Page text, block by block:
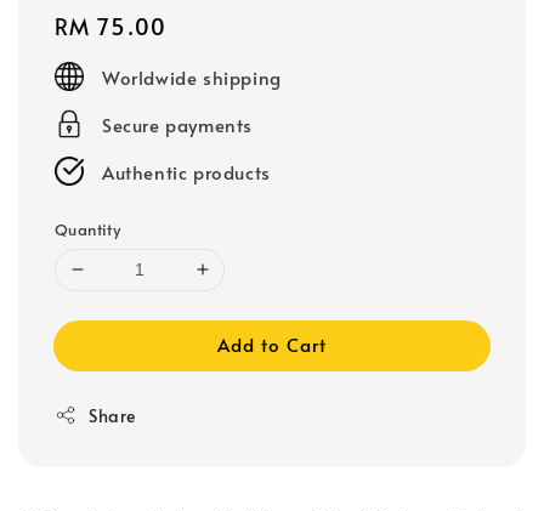
Regular
price
RM 75.00
Worldwide shipping
Secure payments
Authentic products
Quantity
Add to Cart
Share